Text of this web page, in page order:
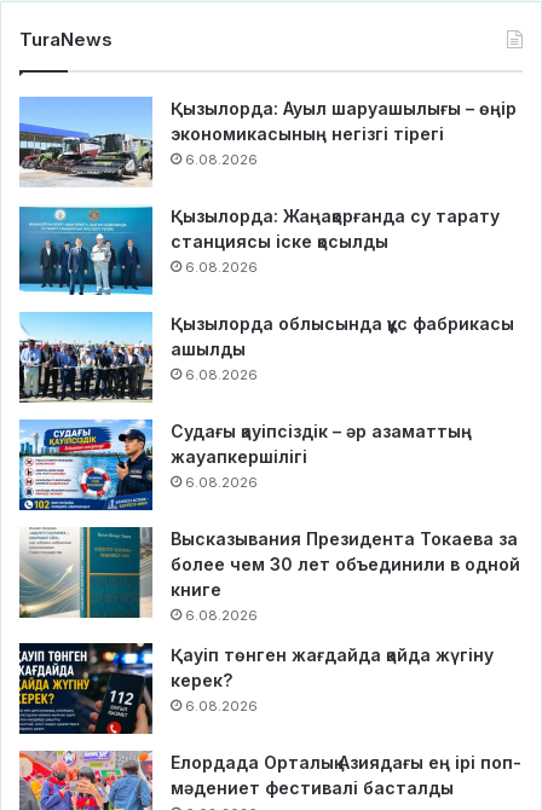
TuraNews
Қызылорда: Ауыл шаруашылығы – өңір
экономикасының негізгі тірегі
6.08.2026
Қызылорда: Жаңақорғанда су тарату
станциясы іске қосылды
6.08.2026
Қызылорда облысында құс фабрикасы
ашылды
6.08.2026
Судағы қауіпсіздік – әр азаматтың
жауапкершілігі
6.08.2026
Высказывания Президента Токаева за
более чем 30 лет объединили в одной
книге
6.08.2026
Қауіп төнген жағдайда қайда жүгіну
керек?
6.08.2026
Елордада Орталық Азиядағы ең ірі поп-
мәдениет фестивалі басталды